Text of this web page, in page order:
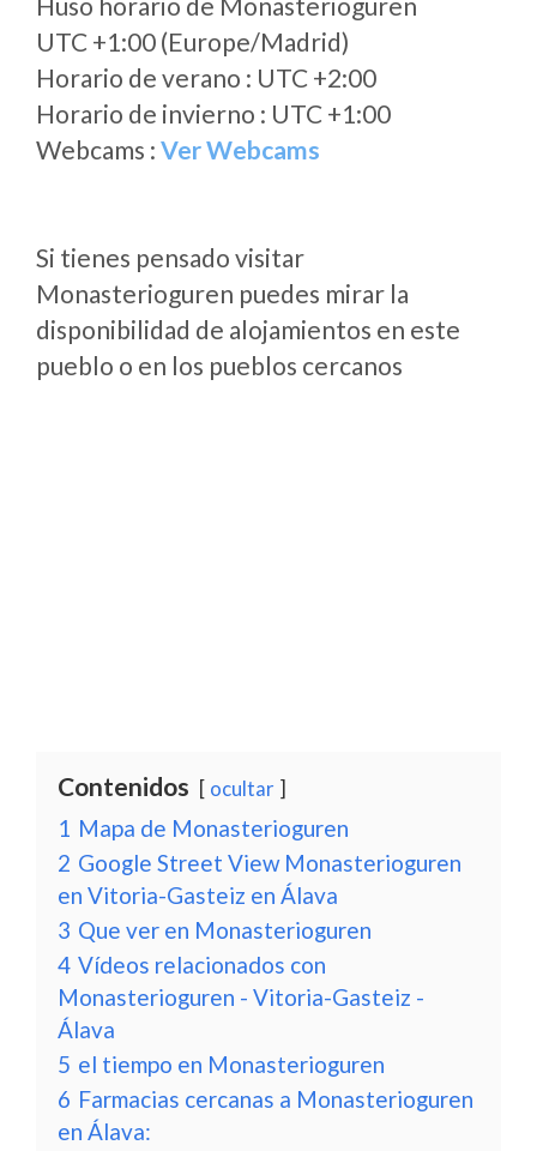
UTC +1:00 (Europe/Madrid)
Horario de verano : UTC +2:00
Horario de invierno : UTC +1:00
Webcams : Ver Webcams
Si tienes pensado visitar
Monasterioguren puedes mirar la
disponibilidad de alojamientos en este
pueblo o en los pueblos cercanos
Contenidos ocultar
1 Mapa de Monasterioguren
2 Google Street View Monasterioguren
en Vitoria-Gasteiz en Álava
3 Que ver en Monasterioguren
4 Vídeos relacionados con
Monasterioguren - Vitoria-Gasteiz -
Álava
5 el tiempo en Monasterioguren
6 Farmacias cercanas a Monasterioguren
en Álava: